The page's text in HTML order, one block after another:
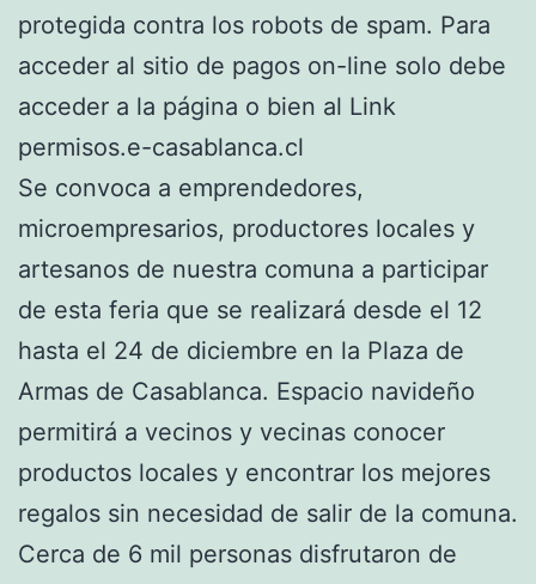
protegida contra los robots de spam. Para
acceder al sitio de pagos on-line solo debe
acceder a la página o bien al Link
permisos.e-casablanca.cl
Se convoca a emprendedores,
microempresarios, productores locales y
artesanos de nuestra comuna a participar
de esta feria que se realizará desde el 12
hasta el 24 de diciembre en la Plaza de
Armas de Casablanca. Espacio navideño
permitirá a vecinos y vecinas conocer
productos locales y encontrar los mejores
regalos sin necesidad de salir de la comuna.
Cerca de 6 mil personas disfrutaron de